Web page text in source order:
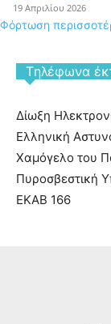
19 Απριλίου 2026
Φόρτωση
Tηλέφωνα
Δίωξη
Ελληνική
Χαμόγελο του
Πυροσβεστική
ΕΚΑΒ 166